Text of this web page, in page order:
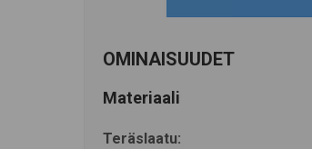
OMINAISUUDET
Materiaali
Teräslaatu: